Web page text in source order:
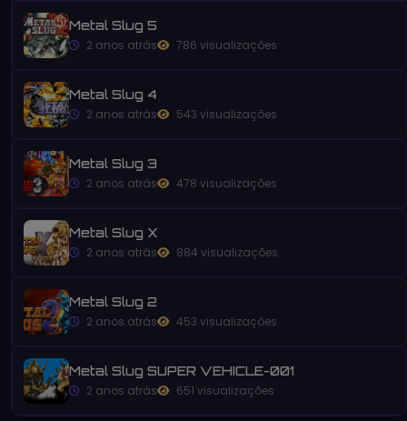
Metal Slug 5
2 anos atrás
786 visualizações
Metal Slug 4
2 anos atrás
543 visualizações
Metal Slug 3
2 anos atrás
478 visualizações
Metal Slug X
2 anos atrás
884 visualizações
Metal Slug 2
2 anos atrás
453 visualizações
Metal Slug SUPER VEHICLE-001
2 anos atrás
651 visualizações